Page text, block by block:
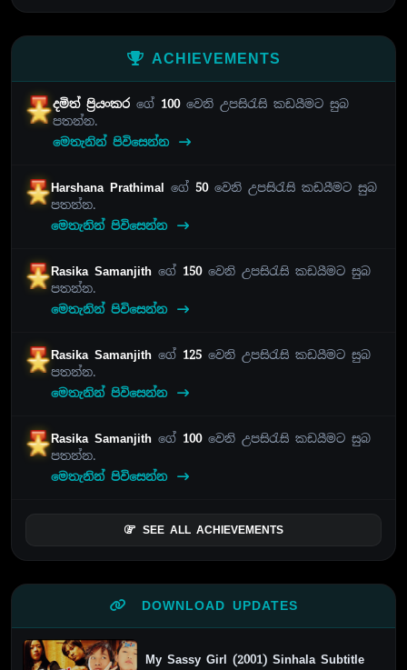
ACHIEVEMENTS
දමිත් ප්‍රියංකරගේ 100වෙනි උපසිරැසි කඩයීමට සුබ
පතන්න.
මෙතැනින් පිවිසෙන්න
Harshana Prathimal ගේ 50වෙනි උපසිරැසි කඩයීමට සුබ
පතන්න.
මෙතැනින් පිවිසෙන්න
Rasika Samanjithගේ 150වෙනි උපසිරැසි කඩයීමට සුබ
පතන්න.
මෙතැනින් පිවිසෙන්න
Rasika Samanjithගේ 125 වෙනි උපසිරැසි කඩයීමට සුබ
පතන්න.
මෙතැනින් පිවිසෙන්න
Rasika Samanjithගේ 100වෙනි උපසිරැසි කඩයීමට සුබ
පතන්න.
මෙතැනින් පිවිසෙන්න
SEE ALL ACHIEVEMENTS
DOWNLOAD UPDATES
My Sassy Girl (2001) Sinhala Subtitle